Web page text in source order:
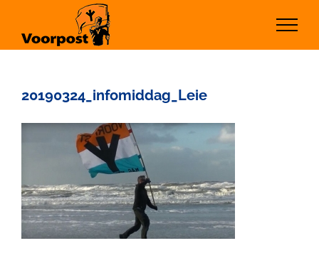
inhoud
20190324_infomiddag_Leie